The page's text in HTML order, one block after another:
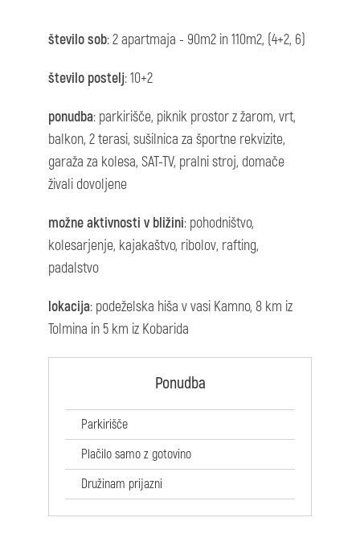
število sob: 2 apartmaja - 90m2 in 110m2, (4+2, 6)
število postelj: 10+2
ponudba: parkirišče, piknik prostor z žarom, vrt,
balkon, 2 terasi, sušilnica za športne rekvizite,
garaža za kolesa, SAT-TV, pralni stroj, domače
živali dovoljene
možne aktivnosti v bližini: pohodništvo,
kolesarjenje, kajakaštvo, ribolov, rafting,
padalstvo
lokacija: podeželska hiša v vasi Kamno, 8 km iz
Tolmina in 5 km iz Kobarida
Ponudba
Parkirišče
Plačilo samo z gotovino
Družinam prijazni